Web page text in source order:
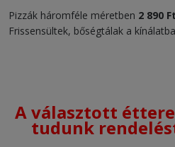
Pizzák háromféle méretben 2 890 Ft
Frissensültek, bőségtálak a
A választott
tudunk